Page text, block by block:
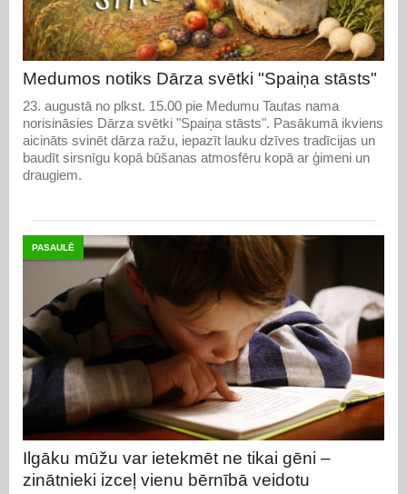
Medumos notiks Dārza svētki "Spaiņa stāsts"
23. augustā no plkst. 15.00 pie Medumu Tautas nama
norisināsies Dārza svētki "Spaiņa stāsts". Pasākumā ikviens
aicināts svinēt dārza ražu, iepazīt lauku dzīves tradīcijas un
baudīt sirsnīgu kopā būšanas atmosfēru kopā ar ģimeni un
draugiem.
PASAULĒ
Ilgāku mūžu var ietekmēt ne tikai gēni –
zinātnieki izceļ vienu bērnībā veidotu